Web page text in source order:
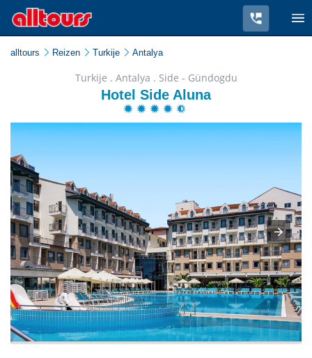
alltours Reizen Turkije Antalya
Turkije . Antalya . Side - Gündogdu
Hotel Side Aluna